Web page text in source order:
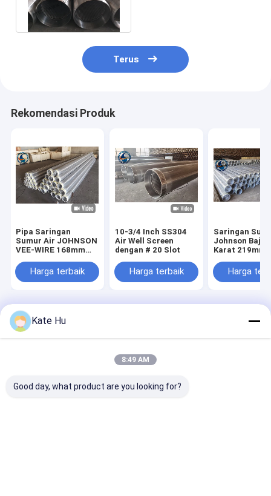
Terus
Rekomendasi Produk
Pipa Saringan
Sumur Air JOHNSON
VEE-WIRE 168mm
Harga terbaik
10-3/4 Inch SS304
Air Well Screen
dengan # 20 Slot
Harga terbaik
Saringan
Johnson Baja
Karat 219mm
Harga
County Hengyuan Hardware Netting Industry Product Co.,Ltd.. All
Rights Reserved.
Kate Hu
8:49 AM
Good day, what product are you looking for?